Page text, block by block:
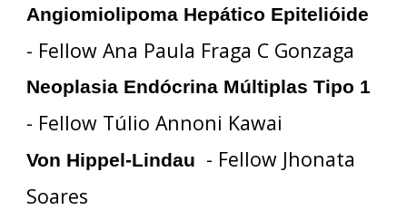
Angiomiolipoma Hepático Epitelióide
- Fellow Ana Paula Fraga C Gonzaga
Neoplasia Endócrina Múltiplas Tipo 1
- Fellow Túlio Annoni Kawai
Von Hippel-Lindau - Fellow Jhonata
Soares